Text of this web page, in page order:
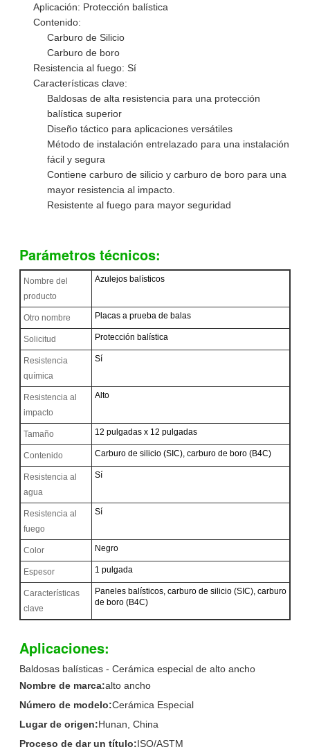
Aplicación: Protección balística
Contenido:
Carburo de Silicio
Carburo de boro
Resistencia al fuego: Sí
Características clave:
Baldosas de alta resistencia para una protección
balística superior
Diseño táctico para aplicaciones versátiles
Método de instalación entrelazado para una instalación
fácil y segura
Contiene carburo de silicio y carburo de boro para una
mayor resistencia al impacto.
Resistente al fuego para mayor seguridad
Parámetros técnicos:
Nombre del
producto
Azulejos balísticos
Otro nombre Placas a prueba de balas
Solicitud Protección balística
Resistencia
química
Sí
Resistencia al
impacto
Alto
Tamaño 12 pulgadas x 12 pulgadas
Contenido Carburo de silicio (SIC), carburo de boro (B4C)
Resistencia al
agua
Sí
Resistencia al
fuego
Sí
Color Negro
Espesor 1 pulgada
Características
clave
Paneles balísticos, carburo de silicio (SIC), carburo
de boro (B4C)
Aplicaciones:
Baldosas balísticas - Cerámica especial de alto ancho
Nombre de marca:alto ancho
Número de modelo:Cerámica Especial
Lugar de origen:Hunan, China
Proceso de dar un título:ISO/ASTM